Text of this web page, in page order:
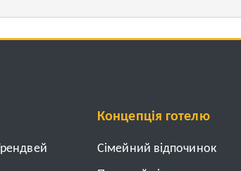
Концепція готелю
Cімейний відпочинок